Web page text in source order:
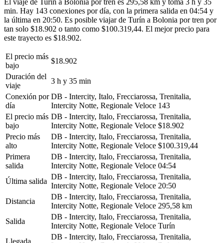
min. Hay 143 conexiones por día, con la primera salida en 04:54 y
la última en 20:50. Es posible viajar de Turín a Bolonia por tren por
tan solo $18.902 o tanto como $100.319,44. El mejor precio para
este trayecto es $18.902.
El precio más
bajo
$18.902
Duración del
viaje
3 h y 35 min
Conexión por
día
DB - Intercity, Italo, Frecciarossa, Trenitalia,
Intercity Notte, Regionale Veloce 143
El precio más
bajo
DB - Intercity, Italo, Frecciarossa, Trenitalia,
Intercity Notte, Regionale Veloce $18.902
Precio más
alto
DB - Intercity, Italo, Frecciarossa, Trenitalia,
Intercity Notte, Regionale Veloce $100.319,44
Primera
salida
DB - Intercity, Italo, Frecciarossa, Trenitalia,
Intercity Notte, Regionale Veloce 04:54
Última salida
DB - Intercity, Italo, Frecciarossa, Trenitalia,
Intercity Notte, Regionale Veloce 20:50
Distancia
DB - Intercity, Italo, Frecciarossa, Trenitalia,
Intercity Notte, Regionale Veloce 295,58 km
Salida
DB - Intercity, Italo, Frecciarossa, Trenitalia,
Intercity Notte, Regionale Veloce Turín
Llegada
DB - Intercity, Italo, Frecciarossa, Trenitalia,